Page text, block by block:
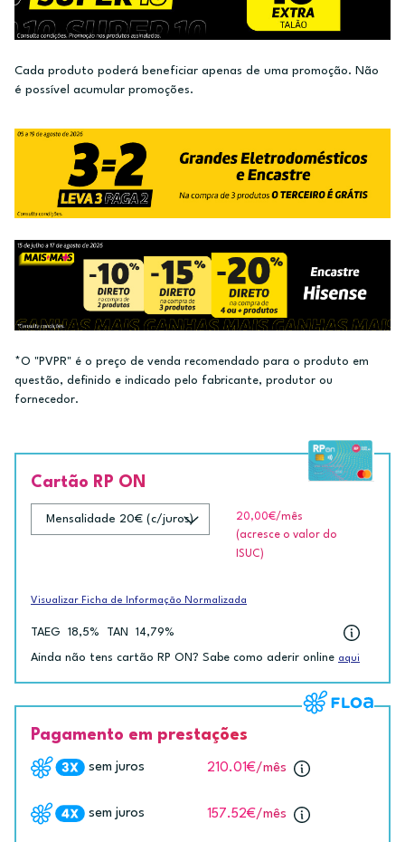
Cada produto poderá beneficiar apenas de uma promoção. Não
é possível acumular promoções.
*O "PVPR" é o preço de venda recomendado para o produto em
questão, definido e indicado pelo fabricante, produtor ou
fornecedor.
Cartão RP ON
20,00€/mês
(acresce o valor do
ISUC)
Visualizar Ficha de Informação Normalizada
TAEG 18,5% TAN 14,79%
Ainda não tens cartão RP ON? Sabe como aderir online aqui
Pagamento em prestações
sem juros 210.01€/mês
sem juros 157.52€/mês